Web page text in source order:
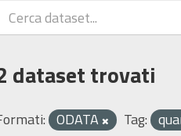
dataset trovati
ODATA Tag: